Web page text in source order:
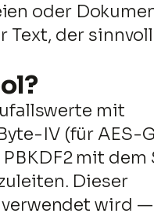
oder
der
mit
IV (für AES-
mit
Dieser
wird